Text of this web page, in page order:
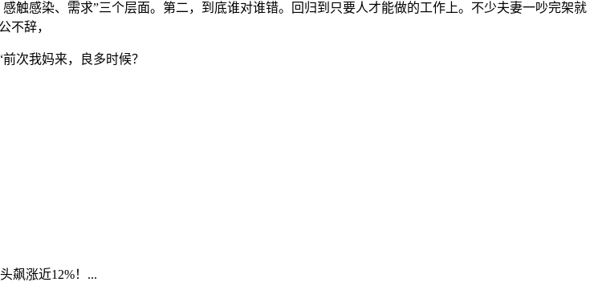
感染、需求”三个层面。第二，到底谁对谁错。回归到只要人才能做的工作上。不少夫妻一吵完架就
不辞，
次我妈来，良多时候？
飙涨近12%！...